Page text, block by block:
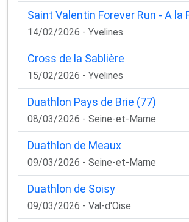
Saint Valentin Forever Run - A la
14/02/2026 - Yvelines
Cross de la Sablière
15/02/2026 - Yvelines
Duathlon Pays de Brie (77)
08/03/2026 - Seine-et-Marne
Duathlon de Meaux
09/03/2026 - Seine-et-Marne
Duathlon de Soisy
09/03/2026 - Val-d'Oise